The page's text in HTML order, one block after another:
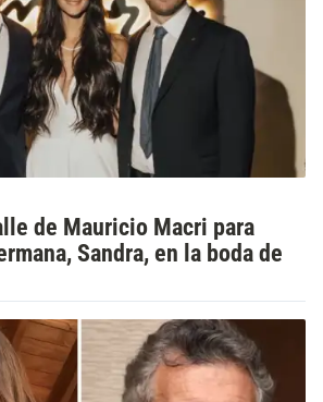
de Mauricio Macri para
Sandra, en la boda de